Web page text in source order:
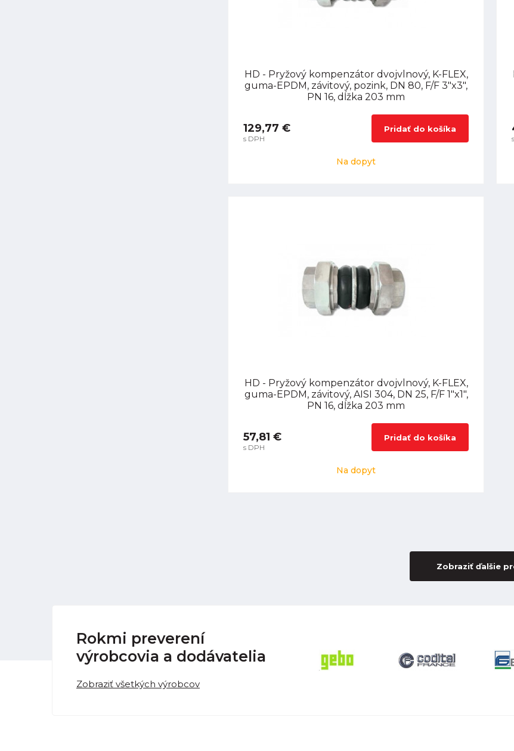
HD - Pryžový kompenzátor dvojvlnový, K-FLEX,
guma-EPDM, závitový, pozink, DN 80, F/F 3"x3",
PN 16, dĺžka 203 mm
129,77 €
s DPH
Pridať do košíka
Na dopyt
HD - Pryžový kompenzátor dvojvlnový, K-FLEX,
guma-EPDM, závitový, AISI 304, DN 25, F/F 1"x1",
PN 16, dĺžka 203 mm
57,81 €
s DPH
Pridať do košíka
Na dopyt
Zobraziť ďalšie
Rokmi preverení
výrobcovia a dodávatelia
Zobraziť všetkých výrobcov